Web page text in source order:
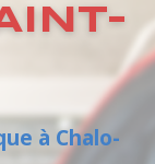
à Chalo-